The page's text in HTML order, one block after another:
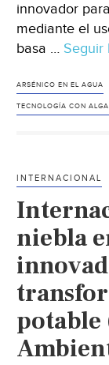
innovador
mediante el
basa … Seguir
ARSÉNICO EN EL AGUA
TECNOLOGÍA CON
INTERNACIONAL
niebla
potable